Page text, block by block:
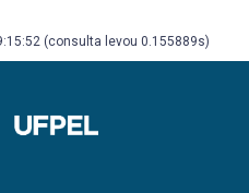
(consulta levou 0.155889s)